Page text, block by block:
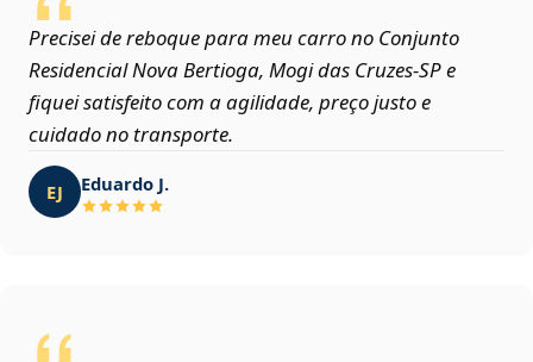
Precisei de reboque para meu carro no Conjunto
Residencial Nova Bertioga, Mogi das Cruzes‑SP e
fiquei satisfeito com a agilidade, preço justo e
cuidado no transporte.
EJ Eduardo J.